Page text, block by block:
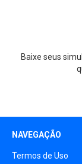
Baixe seus
NAVEGAÇÃO
Termos de Uso